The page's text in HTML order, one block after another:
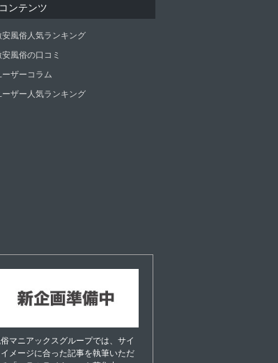
コンテンツ
安風俗人気ランキング
安風俗の口コミ
ーザーコラム
ーザー人気ランキング
マニアックスグループでは、サイ
イメージに合った記事を執筆いただ